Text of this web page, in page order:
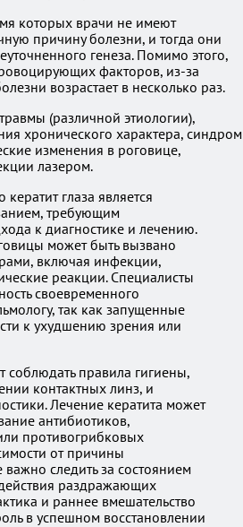
которых врачи не имеют
причину болезни, и тогда они
генеза. Помимо этого,
факторов, из-за
возрастает в несколько раз.
(различной этиологии),
хронического характера, синдром
изменения в роговице,
лазером.
глаза является
требующим
к диагностике и лечению.
может быть вызвано
включая инфекции,
реакции. Специалисты
своевременного
так как запущенные
к ухудшению зрения или
соблюдать правила гигиены,
контактных линз, и
Лечение кератита может
антибиотиков,
противогрибковых
от причины
следить за состоянием
раздражающих
и раннее вмешательство
в успешном восстановлении